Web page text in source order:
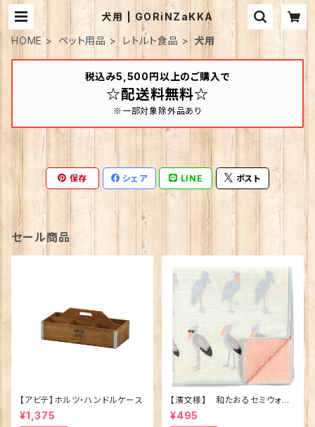
犬用 | GORiNZaKKA
HOME
ペット用品 レトルト食品 犬用
税込み5,500円以上のご購入で
☆配送料無料☆
※一部対象除外品あり
保存 シェア LINE ポスト
セール商品
【アビテ】ホルツ・ハンドルケース
¥1,375
【濱文様】 和たおるセミウォッ
シュ ごきげんハシビロコウ
(日本製)
¥495